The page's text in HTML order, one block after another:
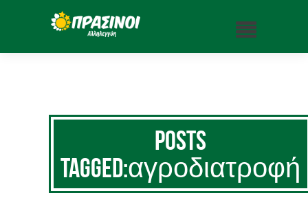
Posts
Tagged:αγροδιατροφή